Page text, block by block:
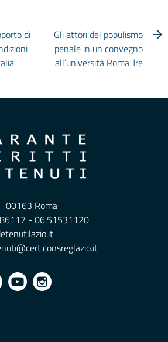
di
Gli attori del populismo
penale in un convegno
all’università Roma Tre
00163 Roma
- 06.51531120